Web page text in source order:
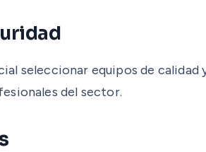
seleccionar equipos de
del sector.